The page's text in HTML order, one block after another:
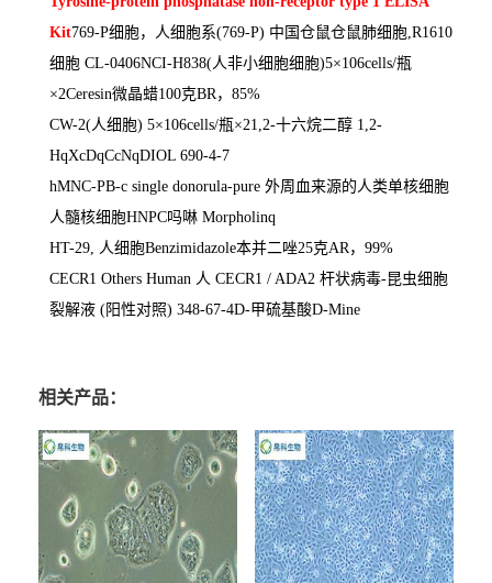
Kit769-P细胞，人细胞系(769-P) 中国仓鼠仓鼠肺细胞 ,R1610
细胞 CL-0406NCI-H838(人非小细胞细胞)5×106cells/瓶
×2Ceresin微晶蜡100克BR ， 85%
CW-2(人细胞) 5×106cells/瓶×21,2-十六烷二醇 1,2-
HqXcDqCcNqDIOL 690-4-7
hMNC-PB-c single donorula-pure 外周血来源的人类单核细胞
人髓核细胞HNPC吗啉 Morpholinq
HT-29,
人细胞Benzimidazole本并二唑25克AR ， 99%
CECR1 Others Human 人 CECR1 / ADA2 杆状病毒-昆虫细胞
裂解液 (阳性对照) 348-67-4D-甲硫基酸D-Mine
相关产品：